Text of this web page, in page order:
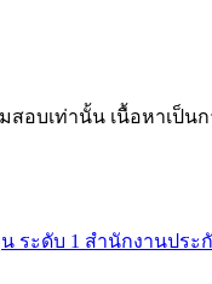
อบเท่านั้น เนื้อหาเป็น